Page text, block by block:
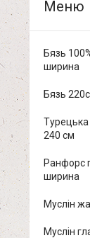
Бязь
ширина
Бязь
240 см
Ранфорс
ширина
Муслін
Муслін